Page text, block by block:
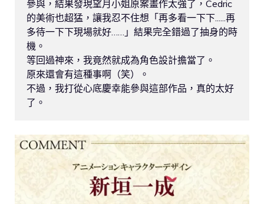
參與，結果發現望月小姐原案畫作太強了，Cedric
的美術也超猛，讓我忍不住想「再多看一下下......再
多待一下下現場就好……」結果完全錯過了抽身的時
機。
等回過神來，我竟然就成為角色設計擔當了。
原來還會有這種事啊（笑）。
不過，我打從心底慶幸能參與這部作品，真的太好
了。